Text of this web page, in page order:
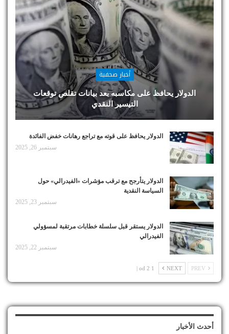
أخبار صحفية
الدولار يحافظ على مكاسبه بعد بيانات تقلص توقعات
التيسير النقدي
الدولار يحافظ على قوته مع تراجع رهانات خفض الفائدة
سبتمبر 26, 2025
الدولار يتأرجح مع ترقب مؤشرات «الفيدرالي» حول
السياسة النقدية
سبتمبر 23, 2025
الدولار يستقر قبل سلسلة خطابات مرتقبة لمسؤولي
الفيدرالي
سبتمبر 22, 2025
NEXT
1 od 2 |
أحدث الأخبار